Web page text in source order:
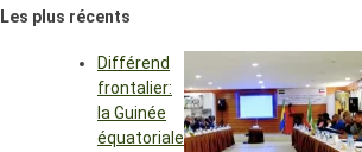
Les plus récents
Différend
frontalier:
la Guinée
équatoriale